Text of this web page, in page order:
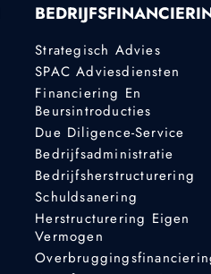
Strategisch Advies
SPAC Adviesdiensten
Financiering En
Beursintroducties
Due Diligence-Service
Bedrijfsadministratie
Bedrijfsherstructurering
Schuldsanering
Herstructurering Eigen
Vermogen